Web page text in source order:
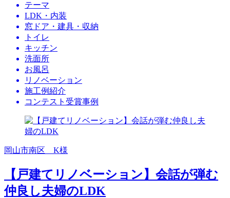
テーマ
LDK・内装
窓ドア・建具・収納
トイレ
キッチン
洗面所
お風呂
リノベーション
施工例紹介
コンテスト受賞事例
岡山市南区 K様
【戸建てリノベーション】会話が弾む
仲良し夫婦のLDK